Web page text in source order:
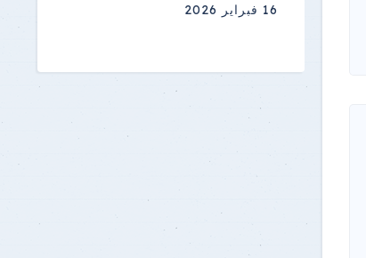
16 فبراير 2026